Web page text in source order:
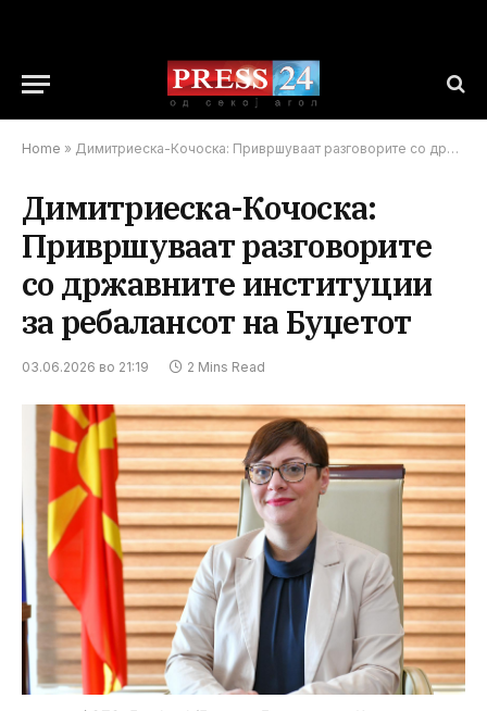
Home » Димитриеска-Кочоска: Привршуваат разговорите со државните институции за ребалансот на Буџетот
Димитриеска-Кочоска:
Привршуваат разговорите
со државните институции
за ребалансот на Буџетот
03.06.2026 во 21:19 2 Mins Read